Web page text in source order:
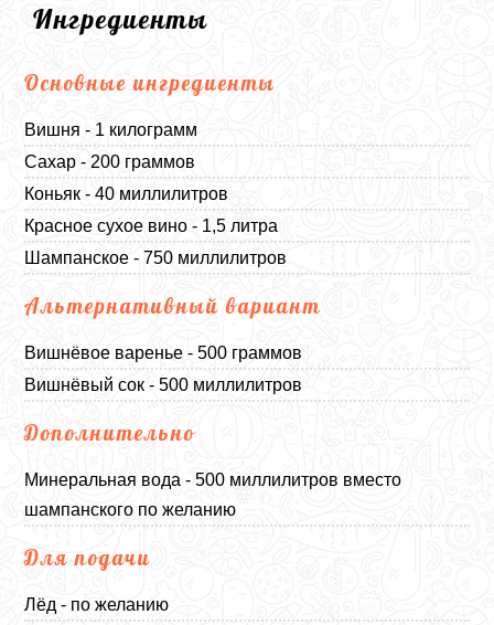
Ингредиенты
Основные ингредиенты
Вишня - 1 килограмм
Сахар - 200 граммов
Коньяк - 40 миллилитров
Красное сухое вино - 1,5 литра
Шампанское - 750 миллилитров
Альтернативный вариант
Вишнёвое варенье - 500 граммов
Вишнёвый сок - 500 миллилитров
Дополнительно
Минеральная вода - 500 миллилитров вместо
шампанского по желанию
Для подачи
Лёд - по желанию